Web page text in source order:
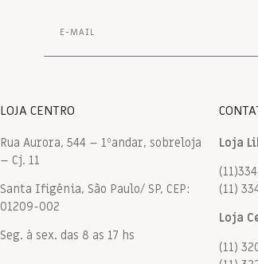
LOJA CENTRO
Rua Aurora, 544 – 1ºandar, sobreloja
– Cj. 11
Santa Ifigênia, São Paulo/ SP, CEP:
01209-002
Seg. à sex. das 8 as 17 hs
Loja
(11)
Loja
(11)